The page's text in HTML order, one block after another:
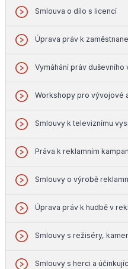
Smlouva o dílo s licencí
Úprava práv k
Vymáhání práv duševního
Workshopy pro vývojové
Smlouvy k televiznímu
Práva k reklamním
Smlouvy o výrobě
Úprava práv k hudbě v
Smlouvy s režiséry,
Smlouvy s herci a